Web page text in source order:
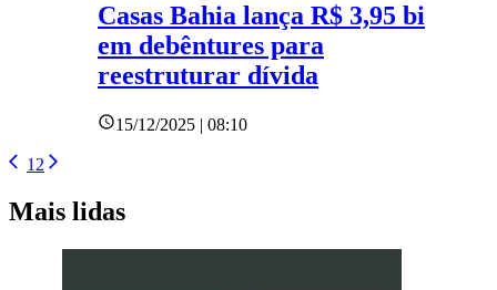
Casas Bahia lança R$ 3,95 bi
em debêntures para
reestruturar dívida
15/12/2025 | 08:10
1 2
Mais lidas